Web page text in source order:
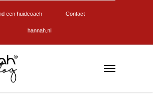
een huidcoach Contact
hannah.nl